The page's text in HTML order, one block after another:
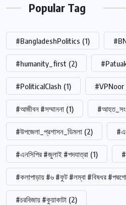
Popular Tag
#BangladeshPolitics (1)
#humanity_first (2)
#PoliticalClash (1) #VPNoor
#আজীবন #সম্মাননা (1)
#উপজেলা_প্রশাসন_ডিমলা (2)
#এনসিপির #জুলাই #পদযাত্রা (1)
#কলাপাড়ায় #৬ #ফুট #লম্বা #বিষধর
#চরবিজায় #কুয়াকাটা (2)